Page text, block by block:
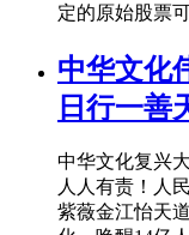
定的原始股票
中华文化
日行一善
中华文化复兴
人人有责！人
紫薇金江怡天